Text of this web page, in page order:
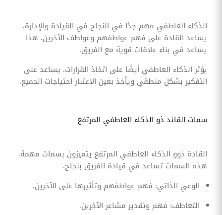
الذكاء العاطفي مهم جدًا في النجاح في القيادة والإدارة.
يساعد القادة على فهم عواطفهم وعواطف الآخرين. هذا
يساعد في بناء علاقات قوية مع الفريق.
يؤثر الذكاء العاطفي أيضًا على اتخاذ القرارات. يساعد على
التفكير بشكل منطقي ويأخذ بعين الاعتبار احتياجات الجميع.
سمات القائد ذو الذكاء العاطفي المرتفع
القادة ذوو الذكاء العاطفي المرتفع يتميزون بسمات مهمة.
هذه السمات تساعد في قيادة الفريق بنجاح.
الوعي الذاتي: فهم عواطفهم وتأثيرها على الآخرين.
التعاطف: فهم وتقدير مشاعر الآخرين.